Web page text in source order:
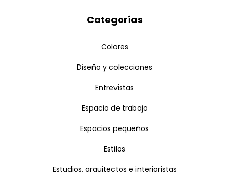
Categorías
Colores
Diseño y colecciones
Entrevistas
Espacio de trabajo
Espacios pequeños
Estilos
Estudios, arquitectos e interioristas